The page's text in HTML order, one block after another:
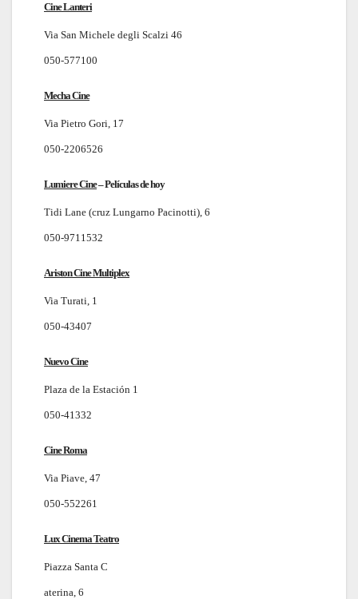
Cine Lanteri
Via San Michele degli Scalzi 46
050-577100
Mecha Cine
Via Pietro Gori, 17
050-2206526
Lumiere Cine–Películas de hoy
Tidi Lane (cruz Lungarno Pacinotti), 6
050-9711532
Ariston Cine Multiplex
Via Turati, 1
050-43407
Nuevo Cine
Plaza de la Estación 1
050-41332
Cine Roma
Via Piave, 47
050-552261
Lux Cinema Teatro
Piazza Santa C
aterina, 6